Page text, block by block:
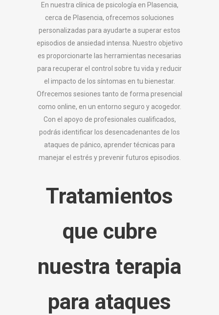
En nuestra clínica de psicología en Plasencia,
cerca de Plasencia, ofrecemos soluciones
personalizadas para ayudarte a superar estos
episodios de ansiedad intensa. Nuestro objetivo
es proporcionarte las herramientas necesarias
para recuperar el control sobre tu vida y reducir
el impacto de los síntomas en tu bienestar.
Ofrecemos sesiones tanto de forma presencial
como online, en un entorno seguro y acogedor.
Con el apoyo de profesionales cualificados,
podrás identificar los desencadenantes de los
ataques de pánico, aprender técnicas para
manejar el estrés y prevenir futuros episodios.
Tratamientos
que cubre
nuestra terapia
para ataques